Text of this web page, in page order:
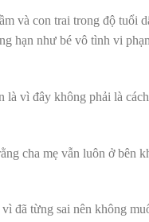
và con trai trong độ tuổi
hạn như bé vô tình vi
là vì đây không phải là
cha mẹ vẫn luôn ở bên
đã từng sai nên không